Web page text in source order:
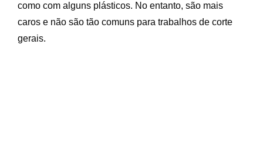
como com alguns plásticos. No entanto, são mais
caros e não são tão comuns para trabalhos de corte
gerais.